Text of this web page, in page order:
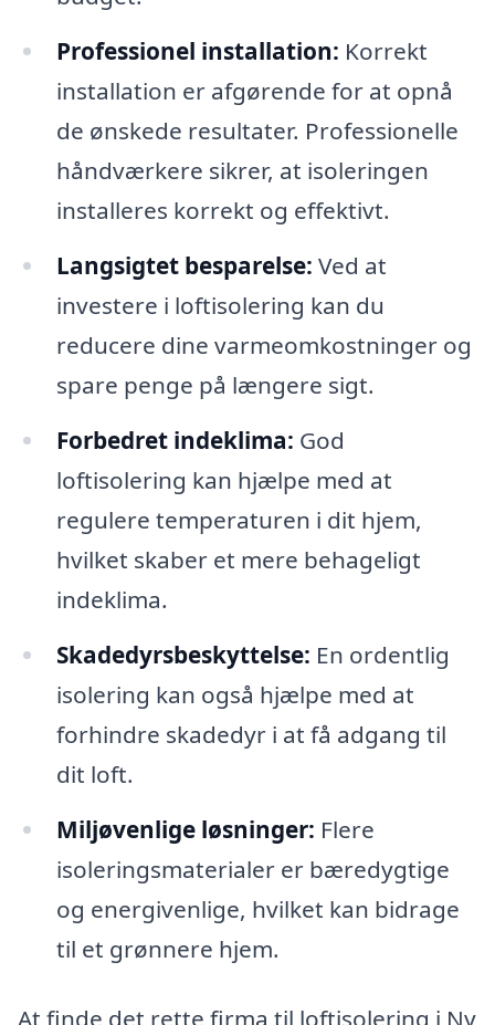
Professionel installation: Korrekt
installation er afgørende for at opnå
de ønskede resultater. Professionelle
håndværkere sikrer, at isoleringen
installeres korrekt og effektivt.
Langsigtet besparelse: Ved at
investere i loftisolering kan du
reducere dine varmeomkostninger og
spare penge på længere sigt.
Forbedret indeklima: God
loftisolering kan hjælpe med at
regulere temperaturen i dit hjem,
hvilket skaber et mere behageligt
indeklima.
Skadedyrsbeskyttelse: En ordentlig
isolering kan også hjælpe med at
forhindre skadedyr i at få adgang til
dit loft.
Miljøvenlige løsninger: Flere
isoleringsmaterialer er bæredygtige
og energivenlige, hvilket kan bidrage
til et grønnere hjem.
At finde det rette firma til loftisolering i Ny